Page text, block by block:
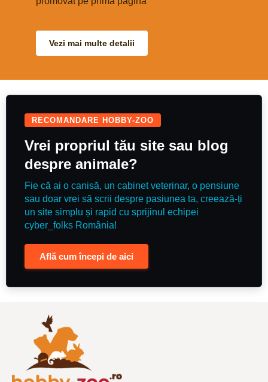
Vezi mai multe detalii
RECOMANDARE HOBBY-ZOO
Vrei propriul tău site sau blog
despre animale?
Fie că ai o canisă, un cabinet veterinar, o pensiune
sau doar vrei să scrii despre pasiunea ta, creează-ți
un site simplu și rapid cu sprijinul echipei
cyber_folks România!
Află cum începi de aici